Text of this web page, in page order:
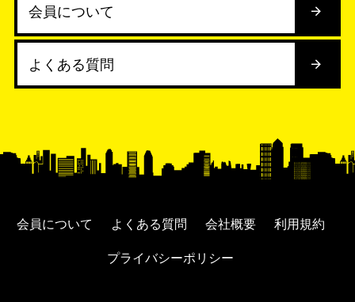
会員について
よくある質問
会員について よくある質問 会社概要 利用規約
プライバシーポリシー